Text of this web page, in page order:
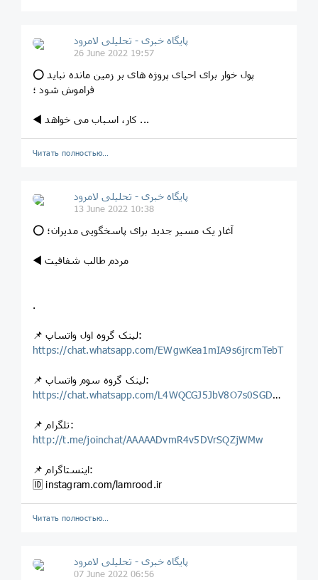
پایگاه خبری - تحلیلی لامرود
26 June 2022 19:57
⭕ پول خوار برای احیای پروژه های بر زمین مانده نباید
فراموش شود ؛
◀️ کار، اسباب می خواهد ...
Читать полностью…
پایگاه خبری - تحلیلی لامرود
13 June 2022 10:38
⭕ آغاز یک مسیر جدید برای پاسخگویی مدیران؛
◀️ مردم طالب شفافیت
.
📌 لینک گروه اول واتساپ:
https://chat.whatsapp.com/EWgwKea1mIA9s6jrcmTebT
📌 لینک گروه سوم واتساپ:
https://chat.whatsapp.com/L4WQCGJ5JbV8O7s0SGDd2p
📌 تلگرام:
http://t.me/joinchat/AAAAADvmR4v5DVrSQZjWMw
📌 اینستاگرام:
🆔 instagram.com/lamrood.ir
Читать полностью…
پایگاه خبری - تحلیلی لامرود
07 June 2022 06:56